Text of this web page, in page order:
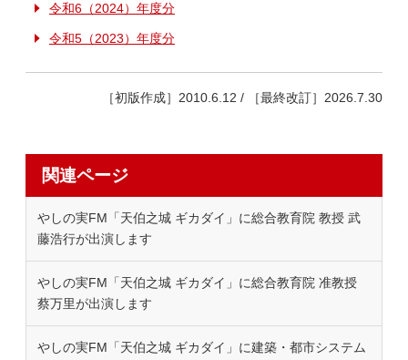
令和6（2024）年度分
令和5（2023）年度分
［初版作成］2010.6.12 / ［最終改訂］2026.7.30
関連ページ
やしの実FM「天伯之城 ギカダイ」に総合教育院 教授 武
藤浩行が出演します
やしの実FM「天伯之城 ギカダイ」に総合教育院 准教授
蔡万里が出演します
やしの実FM「天伯之城 ギカダイ」に建築・都市システム